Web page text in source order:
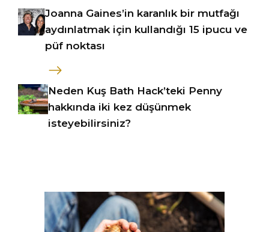
Joanna Gaines’in karanlık bir mutfağı
aydınlatmak için kullandığı 15 ipucu ve
püf noktası
Neden Kuş Bath Hack’teki Penny
hakkında iki kez düşünmek
isteyebilirsiniz?